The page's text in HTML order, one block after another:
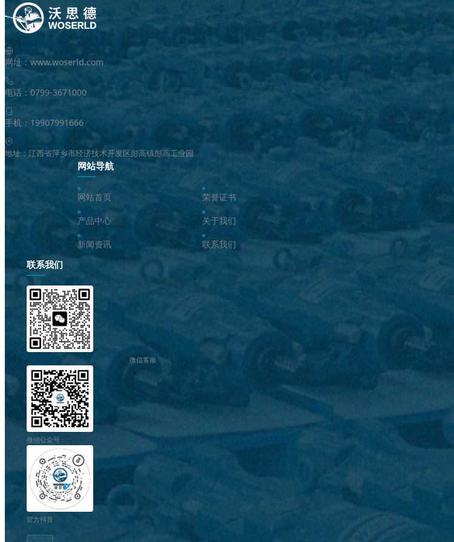
网址：www.woserld.com
电话：0799-3671000
手机：19907991666
地址：江西省萍乡市经济技术开发区彭高镇彭高工业园
网站导航
网站首页
产品中心
新闻资讯
荣誉证书
关于我们
联系我们
联系我们
微信客服
微信公众号
官方抖音